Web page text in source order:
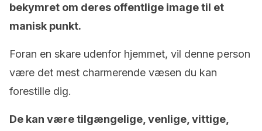
bekymret om deres offentlige image til et
manisk punkt.
Foran en skare udenfor hjemmet, vil denne person
være det mest charmerende væsen du kan
forestille dig.
De kan være tilgængelige, venlige, vittige,